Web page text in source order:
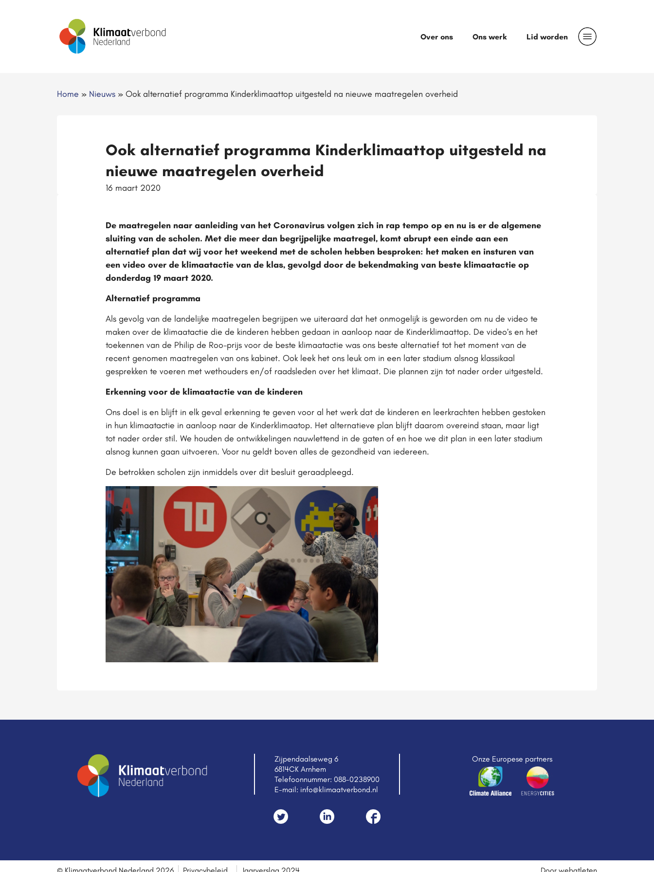
Over ons Ons werk Lid worden
Home » Nieuws » Ook alternatief programma Kinderklimaattop uitgesteld na nieuwe maatregelen overheid
Ook alternatief programma Kinderklimaattop uitgesteld na
nieuwe maatregelen overheid
16 maart 2020
De maatregelen naar aanleiding van het Coronavirus volgen zich in rap tempo op en nu is er de algemene
sluiting van de scholen. Met die meer dan begrijpelijke maatregel, komt abrupt een einde aan een
alternatief plan dat wij voor het weekend met de scholen hebben besproken: het maken en insturen van
een video over de klimaatactie van de klas, gevolgd door de bekendmaking van beste klimaatactie op
donderdag 19 maart 2020.
Alternatief programma
Als gevolg van de landelijke maatregelen begrijpen we uiteraard dat het onmogelijk is geworden om nu de video te
maken over de klimaatactie die de kinderen hebben gedaan in aanloop naar de Kinderklimaattop. De video’s en het
toekennen van de Philip de Roo-prijs voor de beste klimaatactie was ons beste alternatief tot het moment van de
recent genomen maatregelen van ons kabinet. Ook leek het ons leuk om in een later stadium alsnog klassikaal
gesprekken te voeren met wethouders en/of raadsleden over het klimaat. Die plannen zijn tot nader order uitgesteld.
Erkenning voor de klimaatactie van de kinderen
Ons doel is en blijft in elk geval erkenning te geven voor al het werk dat de kinderen en leerkrachten hebben gestoken
in hun klimaatactie in aanloop naar de Kinderklimaatop. Het alternatieve plan blijft daarom overeind staan, maar ligt
tot nader order stil. We houden de ontwikkelingen nauwlettend in de gaten of en hoe we dit plan in een later stadium
alsnog kunnen gaan uitvoeren. Voor nu geldt boven alles de gezondheid van iedereen.
De betrokken scholen zijn inmiddels over dit besluit geraadpleegd.
Zijpendaalseweg 6
6814CK Arnhem
Telefoonnummer: 088-0238900
E-mail: info@klimaatverbond.nl
Onze Europese partners